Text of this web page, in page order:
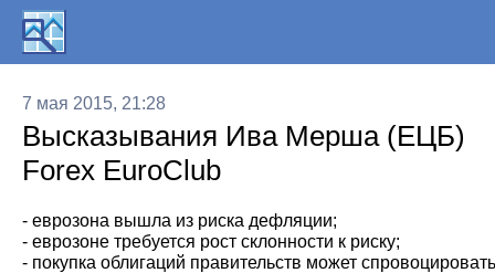
7 мая 2015, 21:28
Высказывания Ива Мерша (ЕЦБ)
Forex EuroClub
- еврозона вышла из риска дефляции;
- еврозоне требуется рост склонности к риску;
- покупка облигаций правительств может спровоцировать